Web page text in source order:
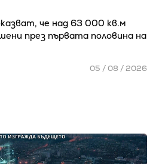
че над 63 000 кв.м
през първата половина на
05 / 08 / 2026